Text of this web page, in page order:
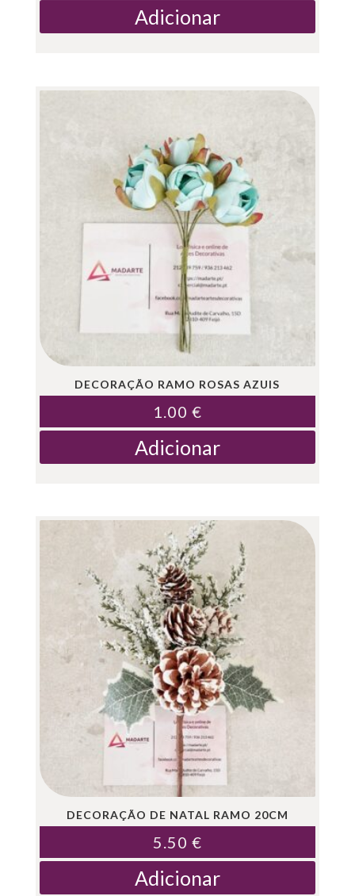
Adicionar
DECORAÇÃO RAMO ROSAS AZUIS
1.00 €
Adicionar
DECORAÇÃO DE NATAL RAMO 20CM
5.50 €
Adicionar